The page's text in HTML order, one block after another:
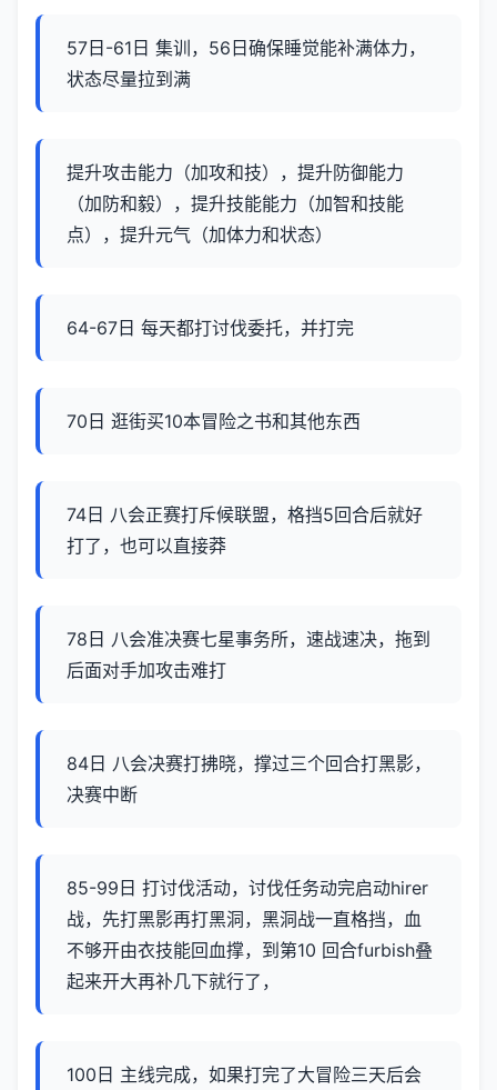
57日-61日 集训，56日确保睡觉能补满体力，
状态尽量拉到满
提升攻击能力（加攻和技），提升防御能力
（加防和毅），提升技能能力（加智和技能
点），提升元气（加体力和状态）
64-67日 每天都打讨伐委托，并打完
70日 逛街买10本冒险之书和其他东西
74日 八会正赛打斥候联盟，格挡5回合后就好
打了，也可以直接莽
78日 八会准决赛七星事务所，速战速决，拖到
后面对手加攻击难打
84日 八会决赛打拂晓，撑过三个回合打黑影，
决赛中断
85-99日 打讨伐活动，讨伐任务动完启动hirer
战，先打黑影再打黑洞，黑洞战一直格挡，血
不够开由衣技能回血撑，到第10 回合furbish叠
起来开大再补几下就行了，
100日 主线完成，如果打完了大冒险三天后会